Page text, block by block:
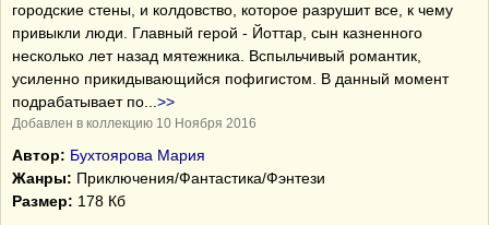
городские стены, и колдовство, которое разрушит все, к чему
привыкли люди. Главный герой - Йоттар, сын казненного
несколько лет назад мятежника. Вспыльчивый романтик,
усиленно прикидывающийся пофигистом. В данный момент
подрабатывает по
>>
Добавлен в коллекцию 10 Ноября 2016
Автор: Бухтоярова Мария
Жанры: Приключения/Фантастика/Фэнтези
Размер: 178 Кб